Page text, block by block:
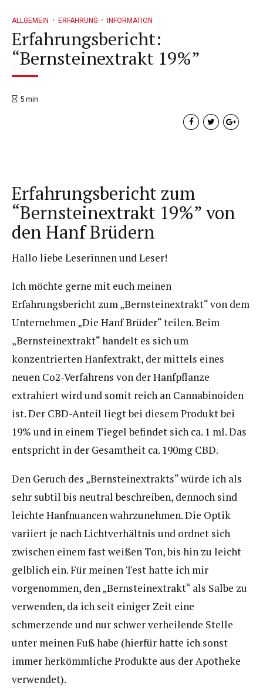
ALLGEMEIN ERFAHRUNG INFORMATION
Erfahrungsbericht:
“Bernsteinextrakt 19%”
5 min
Erfahrungsbericht zum
“Bernsteinextrakt 19%” von
den Hanf Brüdern
Hallo liebe Leserinnen und Leser!
Ich möchte gerne mit euch meinen
Erfahrungsbericht zum „Bernsteinextrakt“ von dem
Unternehmen „Die Hanf Brüder“ teilen. Beim
„Bernsteinextrakt“ handelt es sich um
konzentrierten Hanfextrakt, der mittels eines
neuen Co2-Verfahrens von der Hanfpflanze
extrahiert wird und somit reich an Cannabinoiden
ist. Der CBD-Anteil liegt bei diesem Produkt bei
19% und in einem Tiegel befindet sich ca. 1 ml. Das
entspricht in der Gesamtheit ca. 190mg CBD.
Den Geruch des „Bernsteinextrakts“ würde ich als
sehr subtil bis neutral beschreiben, dennoch sind
leichte Hanfnuancen wahrzunehmen. Die Optik
variiert je nach Lichtverhältnis und ordnet sich
zwischen einem fast weißen Ton, bis hin zu leicht
gelblich ein. Für meinen Test hatte ich mir
vorgenommen, den „Bernsteinextrakt“ als Salbe zu
verwenden, da ich seit einiger Zeit eine
schmerzende und nur schwer verheilende Stelle
unter meinen Fuß habe (hierfür hatte ich sonst
immer herkömmliche Produkte aus der Apotheke
verwendet).